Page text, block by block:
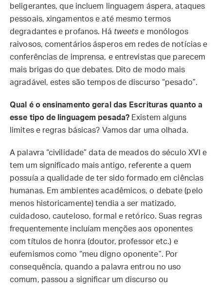
beligerantes, que incluem linguagem áspera, ataques
pessoais, xingamentos e até mesmo termos
degradantes e profanos. Há tweets e monólogos
raivosos, comentários ásperos em redes de notícias e
conferências de imprensa, e entrevistas que parecem
mais brigas do que debates. Dito de modo mais
agradável, estes são tempos de discurso “pesado”.
Qual é o ensinamento geral das Escrituras quanto a
esse tipo de linguagem pesada? Existem alguns
limites e regras básicas? Vamos dar uma olhada.
A palavra “civilidade” data de meados do século XVI e
tem um significado mais antigo, referente a quem
possuía a qualidade de ter sido formado em ciências
humanas. Em ambientes acadêmicos, o debate (pelo
menos historicamente) tendia a ser matizado,
cuidadoso, cauteloso, formal e retórico. Suas regras
frequentemente incluíam menções aos oponentes
com títulos de honra (doutor, professor etc.) e
eufemismos como “meu digno oponente”. Por
consequência, quando a palavra entrou no uso
comum, passou a significar um discurso ou